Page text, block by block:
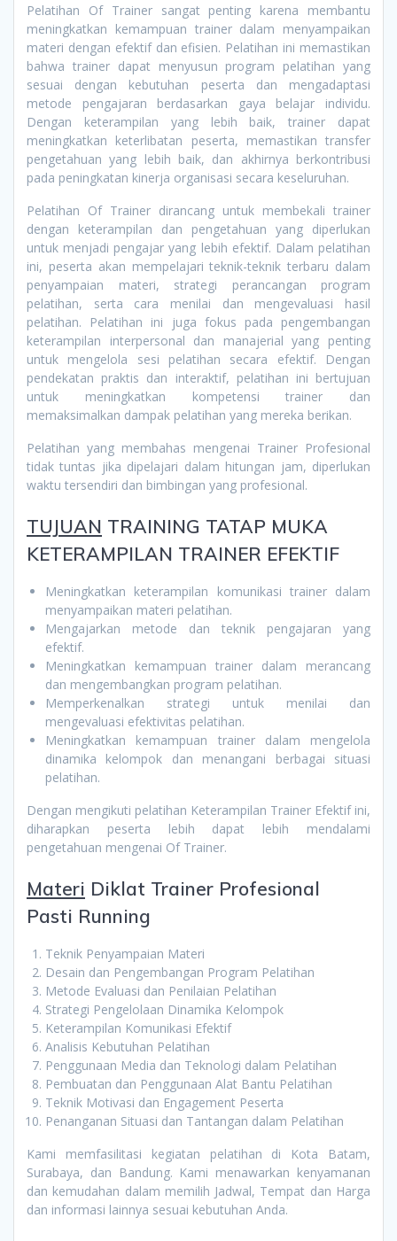
Pelatihan Of Trainer sangat penting karena membantu
meningkatkan kemampuan trainer dalam menyampaikan
materi dengan efektif dan efisien. Pelatihan ini memastikan
bahwa trainer dapat menyusun program pelatihan yang
sesuai dengan kebutuhan peserta dan mengadaptasi
metode pengajaran berdasarkan gaya belajar individu.
Dengan keterampilan yang lebih baik, trainer dapat
meningkatkan keterlibatan peserta, memastikan transfer
pengetahuan yang lebih baik, dan akhirnya berkontribusi
pada peningkatan kinerja organisasi secara keseluruhan.
Pelatihan Of Trainer dirancang untuk membekali trainer
dengan keterampilan dan pengetahuan yang diperlukan
untuk menjadi pengajar yang lebih efektif. Dalam pelatihan
ini, peserta akan mempelajari teknik-teknik terbaru dalam
penyampaian materi, strategi perancangan program
pelatihan, serta cara menilai dan mengevaluasi hasil
pelatihan. Pelatihan ini juga fokus pada pengembangan
keterampilan interpersonal dan manajerial yang penting
untuk mengelola sesi pelatihan secara efektif. Dengan
pendekatan praktis dan interaktif, pelatihan ini bertujuan
untuk meningkatkan kompetensi trainer dan
memaksimalkan dampak pelatihan yang mereka berikan.
Pelatihan yang membahas mengenai Trainer Profesional
tidak tuntas jika dipelajari dalam hitungan jam, diperlukan
waktu tersendiri dan bimbingan yang profesional.
TUJUAN TRAINING TATAP MUKA
KETERAMPILAN TRAINER EFEKTIF
Meningkatkan keterampilan komunikasi trainer dalam
menyampaikan materi pelatihan.
Mengajarkan metode dan teknik pengajaran yang
efektif.
Meningkatkan kemampuan trainer dalam merancang
dan mengembangkan program pelatihan.
Memperkenalkan strategi untuk menilai dan
mengevaluasi efektivitas pelatihan.
Meningkatkan kemampuan trainer dalam mengelola
dinamika kelompok dan menangani berbagai situasi
pelatihan.
Dengan mengikuti pelatihan Keterampilan Trainer Efektif ini,
diharapkan peserta lebih dapat lebih mendalami
pengetahuan mengenai Of Trainer.
Materi Diklat Trainer Profesional
Pasti Running
Teknik Penyampaian Materi
Desain dan Pengembangan Program Pelatihan
Metode Evaluasi dan Penilaian Pelatihan
Strategi Pengelolaan Dinamika Kelompok
Keterampilan Komunikasi Efektif
Analisis Kebutuhan Pelatihan
Penggunaan Media dan Teknologi dalam Pelatihan
Pembuatan dan Penggunaan Alat Bantu Pelatihan
Teknik Motivasi dan Engagement Peserta
Penanganan Situasi dan Tantangan dalam Pelatihan
Kami memfasilitasi kegiatan pelatihan di Kota Batam,
Surabaya, dan Bandung. Kami menawarkan kenyamanan
dan kemudahan dalam memilih Jadwal, Tempat dan Harga
dan informasi lainnya sesuai kebutuhan Anda.